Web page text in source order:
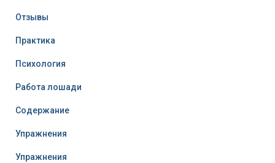
Отзывы
Практика
Психология
Работа лошади
Содержание
Упражнения
Упражнения